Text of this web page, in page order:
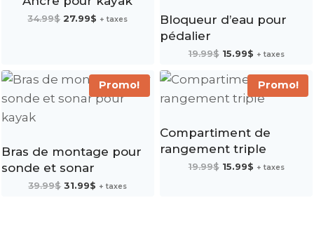
34.99$ Le
prix
27.99$ Le
prix
+ taxes
Bloqueur d’eau pour
pédalier
19.99$ Le
prix
était :
19.99$.
15.99$Le
prix
est :
15.99$.
+ taxes
Promo!
Bras de montage pour
sonde et sonar
39.99$ Le
prix
31.99$ Le
prix
+ taxes
Promo!
Compartiment de
rangement triple
19.99$ Le
prix
15.99$Le
prix
+ taxes